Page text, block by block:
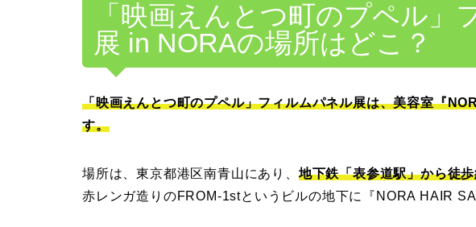
「映画えんとつ町のプペル」
展 in NORAの場所はどこ？
「映画えんとつ町のプペル」フィルムパネル展は、美容室『
す。
場所は、東京都港区南青山にあり、 地下鉄「表参道駅」から徒
赤レンガ造りのFROM-1stというビルの地下に『NORA HAIR